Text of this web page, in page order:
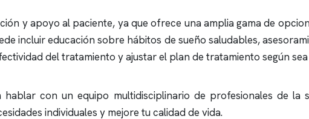
y apoyo al paciente, ya que ofrece una amplia gama de
incluir educación sobre hábitos de sueño saludables,
del tratamiento y ajustar el plan de tratamiento según
con un equipo multidisciplinario de profesionales de la
individuales y mejore tu calidad de vida.